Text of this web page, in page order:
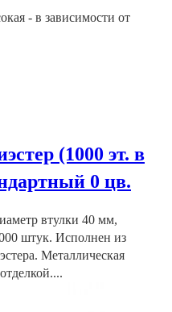
- в зависимости от
(1000 эт. в
0 цв.
втулки 40 мм,
штук. Исполнен из
Металлическая